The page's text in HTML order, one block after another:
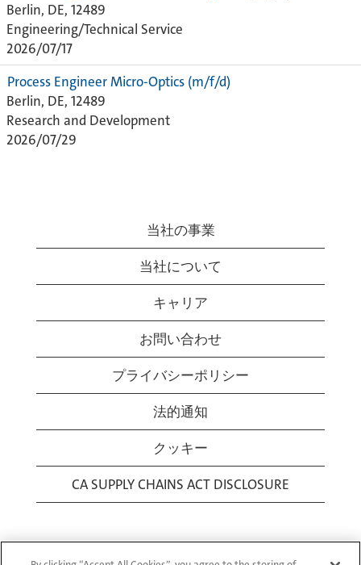
Berlin, DE, 12489
Engineering/Technical Service
2026/07/17
Process Engineer Micro-Optics (m/f/d)
Berlin, DE, 12489
Research and Development
2026/07/29
当社の事業
当社について
キャリア
お問い合わせ
プライバシーポリシー
法的通知
クッキー
CA SUPPLY CHAINS ACT DISCLOSURE